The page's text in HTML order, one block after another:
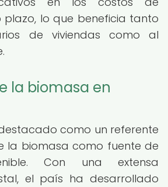
lo que beneficia tanto
de viviendas como al
la biomasa en
como un referente
la biomasa como fuente de
Con una extensa
el país ha desarrollado